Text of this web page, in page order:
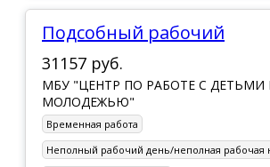
Подсобный рабочий
31157 руб.
МБУ "ЦЕНТР ПО РАБОТЕ С ДЕТЬМИ
МОЛОДЕЖЬЮ"
Временная работа
Неполный рабочий день/неполная рабочая